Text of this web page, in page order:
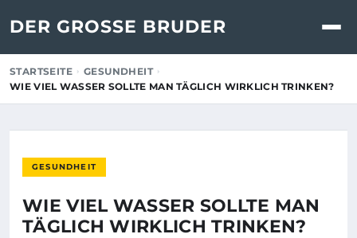
DER GROSSE BRUDER
STARTSEITE
GESUNDHEIT
WIE VIEL WASSER SOLLTE MAN TÄGLICH WIRKLICH TRINKEN?
GESUNDHEIT
WIE VIEL WASSER SOLLTE MAN
TÄGLICH WIRKLICH TRINKEN?